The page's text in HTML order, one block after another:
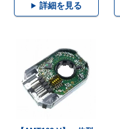
詳細を見る